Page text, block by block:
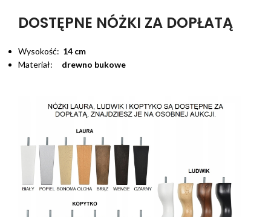
DOSTĘPNE NÓŻKI ZA DOPŁATĄ
Wysokość: 14 cm
Materiał: drewno bukowe